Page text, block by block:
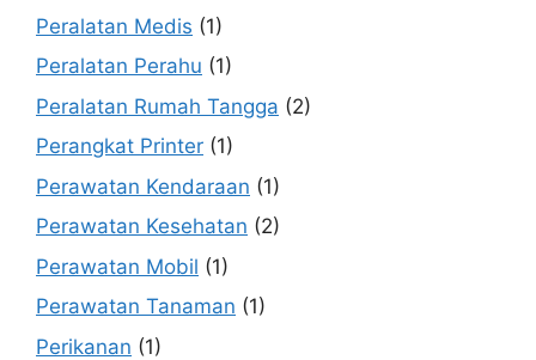
Peralatan Medis (1)
Peralatan Perahu (1)
Peralatan Rumah Tangga (2)
Perangkat Printer (1)
Perawatan Kendaraan (1)
Perawatan Kesehatan (2)
Perawatan Mobil (1)
Perawatan Tanaman (1)
Perikanan (1)